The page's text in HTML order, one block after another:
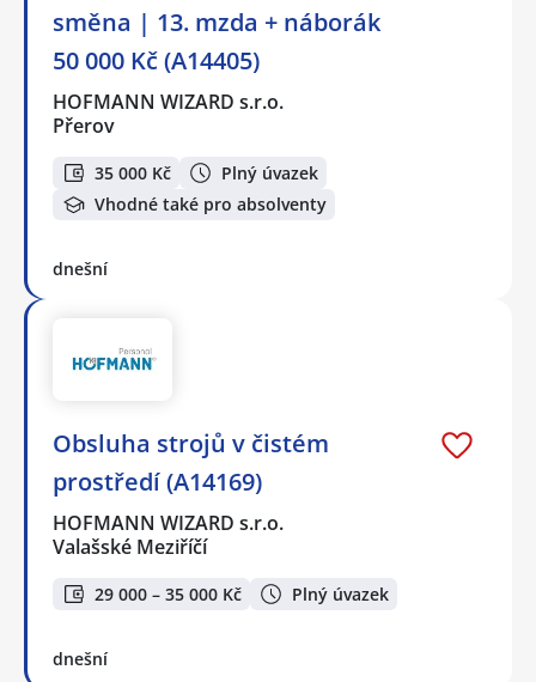
směna | 13. mzda + náborák
50 000 Kč (A14405)
HOFMANN WIZARD s.r.o.
Přerov
35 000 Kč
Plný úvazek
Vhodné také pro absolventy
dnešní
Obsluha strojů v čistém
prostředí (A14169)
HOFMANN WIZARD s.r.o.
Valašské Meziříčí
29 000 – 35 000 Kč Plný úvazek
dnešní